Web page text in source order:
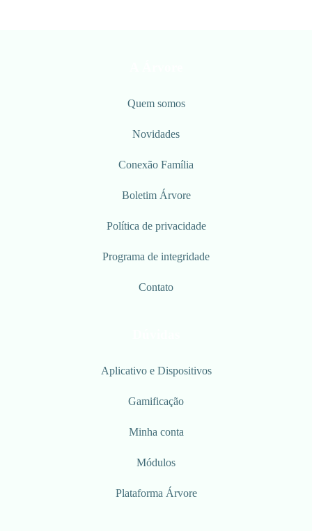
Quem somos
Novidades
Conexão Família
Boletim Árvore
Política de privacidade
Programa de integridade
Contato
Aplicativo e Dispositivos
Gamificação
Minha conta
Módulos
Plataforma Árvore